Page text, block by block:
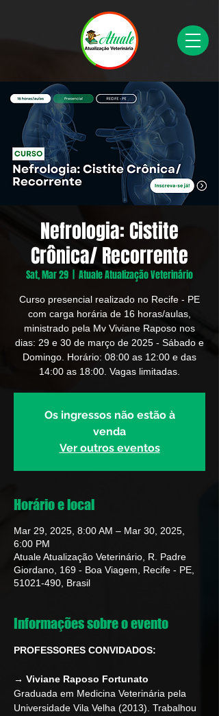
Nefrologia: Cistite
Crônica/ Recorrente
Sat, Mar 29 Atuale Atualização Veterinário
Curso presencial realizado no Recife - PE
com carga horária de 16 horas/aulas,
ministrado pela Mv Viviane Raposo nos
dias: 29 e 30 de março de 2025 - Sábado e
Domingo. Horário: 08:00 as 12:00 e das
14:00 as 18:00. Vagas limitadas.
Os ingressos não estão à
venda
Ver outros eventos
Horário e local
Mar 29, 2025, 8:00 AM – Mar 30, 2025,
6:00 PM
Atuale Atualização Veterinário, R. Padre
Giordano, 169 - Boa Viagem, Recife - PE,
51021-490, Brasil
Informações sobre o evento
PROFESSORES CONVIDADOS:
→ Viviane Raposo Fortunato
Graduada em Medicina Veterinária pela
Universidade Vila Velha (2013). Trabalhou